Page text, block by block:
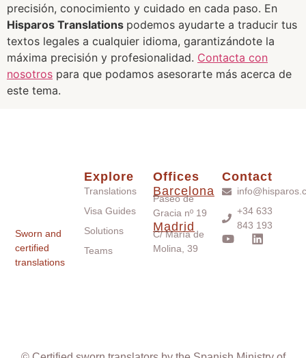
precisión, conocimiento y cuidado en cada paso. En
Hisparos Translations podemos ayudarte a traducir tus
textos legales a cualquier idioma, garantizándote la
máxima precisión y profesionalidad. Contacta con
nosotros para que podamos asesorarte más acerca de
este tema.
Sworn and
certified
translations
Explore
Translations
Visa Guides
Solutions
Teams
Offices
Barcelona
Paseo de
Gracia nº 19
Madrid
C/ María de
Molina, 39
Contact
+34 633
843 193